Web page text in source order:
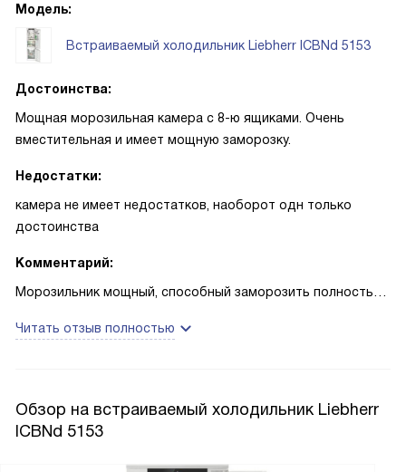
Модель:
Встраиваемый холодильник Liebherr ICBNd 5153
Достоинства:
Мощная морозильная камера с 8-ю ящиками. Очень
вместительная и имеет мощную заморозку.
Недостатки:
камера не имеет недостатков, наоборот одн только
достоинства
Комментарий:
Морозильник мощный, способный заморозить полностью
суток, а мяса умещается достаточно много. Это
кусочки морозятся идеально. Рекомендую всем.
Читать отзыв полностью
Обзор на встраиваемый холодильник Liebherr
ICBNd 5153